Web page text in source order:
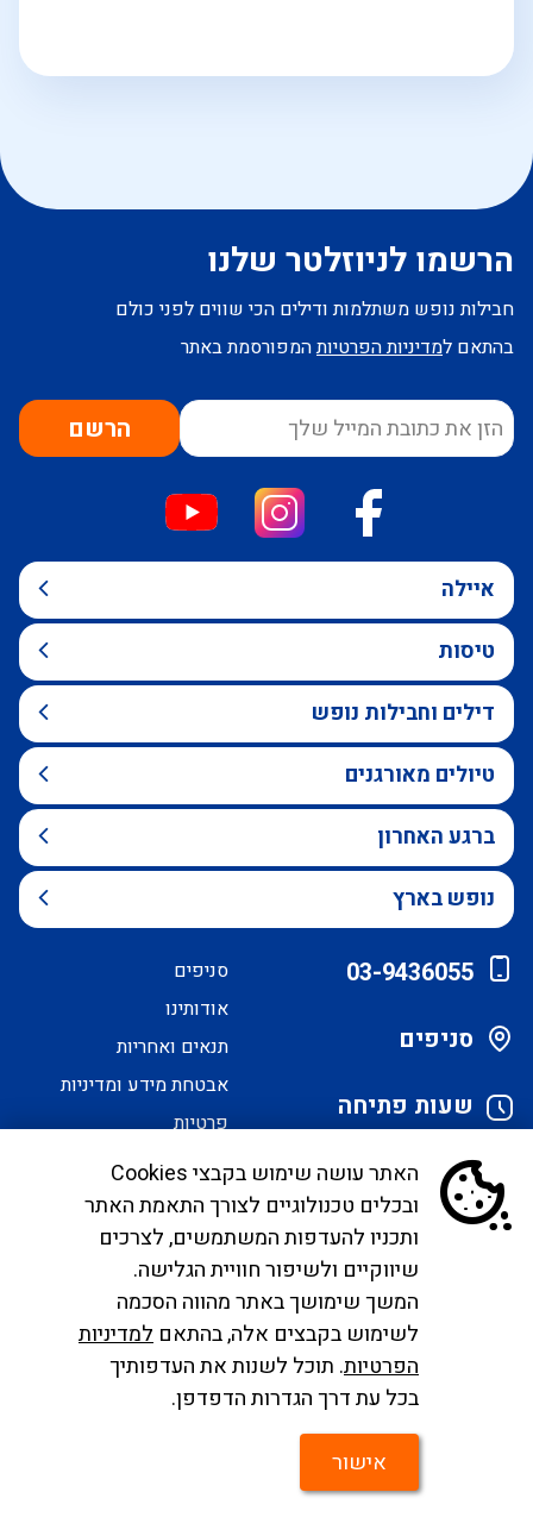
הרשמו לניוזלטר שלנו
חבילות נופש משתלמות ודילים הכי שווים לפני כולם
בהתאם למדיניות הפרטיותהמפורסמת באתר
הרשם
איילה
טיסות
דילים וחבילות נופש
טיולים מאורגנים
ברגע האחרון
נופש בארץ
03-9436055
סניפים
שעות פתיחה
סניפים
אודותינו
תנאים ואחריות
אבטחת מידע ומדיניות
פרטיות
הסדרי נגישות
לקוחות יקרים, בימים אלו אנו נערכים ליישם את
הנחיית הממונה בדבר פרסום אישור טיסות שכר ע"י
רשות התעופה. עד להטמעה מלאה של היישום ניתן
לפנות לבירורים לכתובת המייל
infocc@ayalagroup.co.il. לצפייה בזכויות הנוסע
לפי חוק שרותי תעופהלחצו כאן, למידע לנוסע
האתר עושה שימוש בקבצי Cookies
ובכלים טכנולוגיים לצורך התאמת האתר
ותכניו להעדפות המשתמשים, לצרכים
שיווקיים ולשיפור חוויית הגלישה.
המשך שימושך באתר מהווה הסכמה
לשימוש בקבצים אלה, בהתאם למדיניות
הפרטיות. תוכל לשנות את העדפותיך
בכל עת דרך הגדרות הדפדפן.
אישור